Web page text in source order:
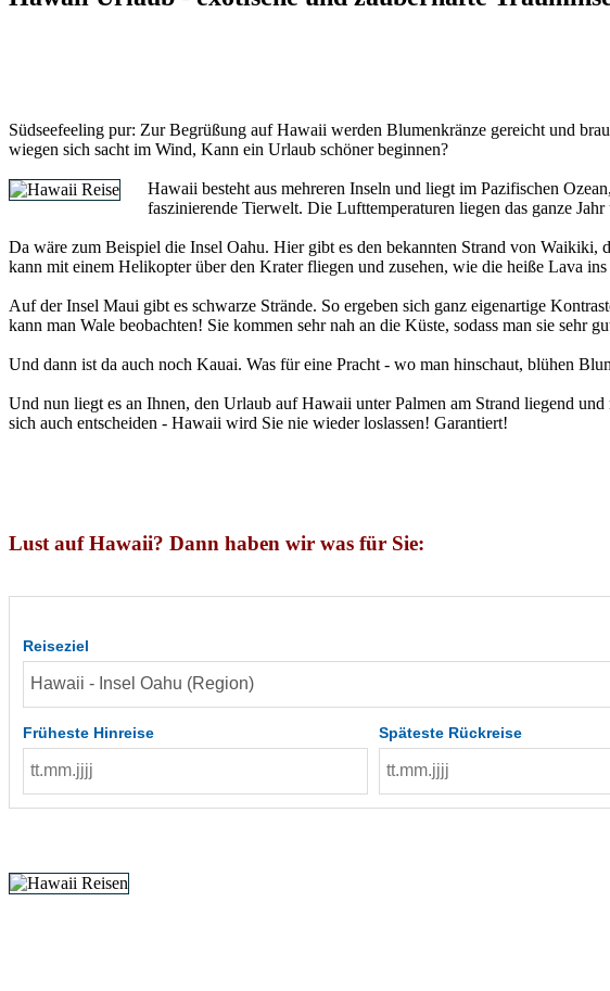
Südseefeeling pur: Zur Begrüßung auf Hawaii werden Blumenkränze gereicht und
wiegen sich sacht im Wind, Kann ein Urlaub schöner beginnen?
Hawaii besteht aus mehreren Inseln und liegt im Pazifischen
faszinierende Tierwelt. Die Lufttemperaturen liegen das ganze
Da wäre zum Beispiel die Insel Oahu. Hier gibt es den bekannten Strand von
kann mit einem Helikopter über den Krater fliegen und zusehen, wie die heiße Lava
Auf der Insel Maui gibt es schwarze Strände. So ergeben sich ganz eigenartige
kann man Wale beobachten! Sie kommen sehr nah an die Küste, sodass man sie sehr
Und dann ist da auch noch Kauai. Was für eine Pracht - wo man hinschaut, blühen
Und nun liegt es an Ihnen, den Urlaub auf Hawaii unter Palmen am Strand liegend
sich auch entscheiden - Hawaii wird Sie nie wieder loslassen! Garantiert!
Lust auf Hawaii? Dann haben wir was für Sie:
Reiseziel
Früheste Hinreise Späteste Rückreise